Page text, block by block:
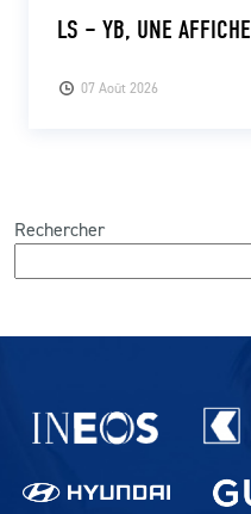
07 Août 2026
LS – YB, UNE
Rechercher
Partenaires du lausanne-Sport